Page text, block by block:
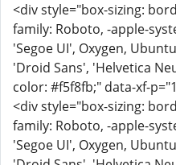
<div style="box-sizing:
family: Roboto, -apple-
'Segoe UI', Oxygen,
'Droid Sans', 'Helvetica
color: #f5f8fb;" data-xf-
<div style="box-sizing:
family: Roboto, -apple-
'Segoe UI', Oxygen,